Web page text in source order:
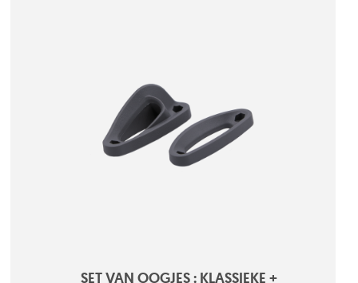
SET VAN OOGJES : KLASSIEKE +